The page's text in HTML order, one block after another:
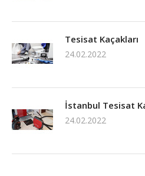
Tesisat Kaçakları
24.02.2022
İstanbul Tesisat
24.02.2022